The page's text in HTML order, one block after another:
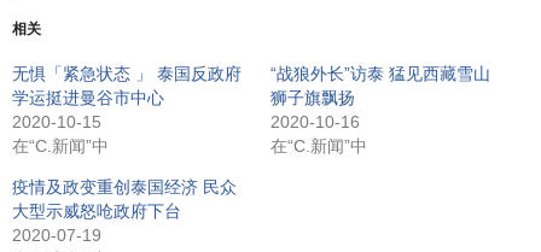
相关
无惧「紧急状态 」 泰国反政府
学运挺进曼谷市中心
2020-10-15
在“C.新闻”中
“战狼外长”访泰 猛见西藏雪山
狮子旗飘扬
2020-10-16
在“C.新闻”中
疫情及政变重创泰国经济 民众
大型示威怒呛政府下台
2020-07-19